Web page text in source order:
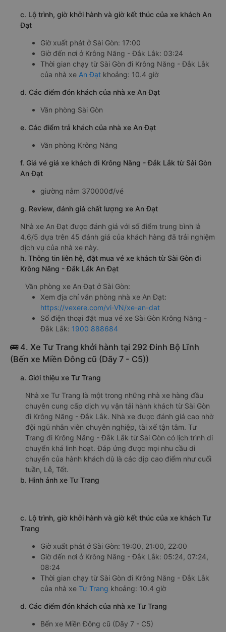
(Văn phòng Sài Gòn)
a. Giới thiệu xe An Đạt
Nhà xe An Đạt chuyên cung cấp dịch vụ vận tải hành
khách từ Sài Gòn đến Krông Năng - Đắk Lắk và ngược
lại. Nhà xe đã có nhiều năm kinh nghiệm hoạt động và
luôn được đánh giá cao về chất lượng dịch vụ. Xe khách
An Đạt phục vụ đa dạng dòng xe đáp ứng nhu cầu của
như giường nằm, khăn lạnh, nước uống, wifi miễn phí,...
b. Hình ảnh xe An Đạt
c. Lộ trình, giờ khởi hành và giờ kết thúc của xe khách An
Đạt
Giờ xuất phát ở Sài Gòn: 17:00
Thời gian chạy từ Sài Gòn đi Krông Năng - Đắk Lắk
khoảng: 10.4 giờ
d. Các điểm đón khách của nhà xe An Đạt
Văn phòng Sài Gòn
e. Các điểm trả khách của nhà xe An Đạt
Văn phòng Krông Năng
f. Giá vé giá xe khách đi Krông Năng - Đắk Lắk từ Sài Gòn
An Đạt
g. Review, đánh giá chất lượng xe An Đạt
Nhà xe An Đạt được đánh giá với số điểm trung bình là
4.6/5 dựa trên 45 đánh giá của khách hàng đã trải nghiệm
dịch vụ của nhà xe này.
h. Thông tin liên hệ, đặt mua vé xe khách từ Sài Gòn đi
Krông Năng - Đắk Lắk An Đạt
Văn phòng xe An Đạt ở Sài Gòn:
Xem địa chỉ văn phòng nhà xe An Đạt:
https://vexere.com/vi-VN/xe-an-dat
Số điện thoại đặt mua vé xe Sài Gòn Krông Năng -
Đắk Lắk:
a. Giới thiệu xe Tư Trang
Nhà xe Tư Trang là một trong những nhà xe hàng đầu
chuyên cung cấp dịch vụ vận tải hành khách từ Sài Gòn
đi Krông Năng - Đắk Lắk. Nhà xe được đánh giá cao nhờ
đội ngũ nhân viên chuyên nghiệp, tài xế tận tâm. Tư
Trang đi Krông Năng - Đắk Lắk từ Sài Gòn có lịch trình di
chuyển khá linh hoạt. Đáp ứng được mọi nhu cầu di
chuyển của hành khách dù là các dịp cao điểm như cuối
b. Hình ảnh xe Tư Trang